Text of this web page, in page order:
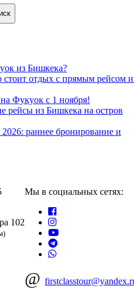
из Бишкека?
отдых с прямым рейсом
Фукуок с 1 ноября!
рейсы из Бишкека на остров
раннее бронирование и
102
Мы в социальных сетях:
@